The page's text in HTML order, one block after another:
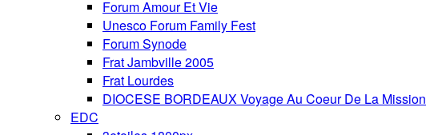
Forum Amour Et Vie
Unesco Forum Family Fest
Forum Synode
Frat Jambville 2005
Frat Lourdes
DIOCESE BORDEAUX Voyage Au Coeur De La Mission
EDC